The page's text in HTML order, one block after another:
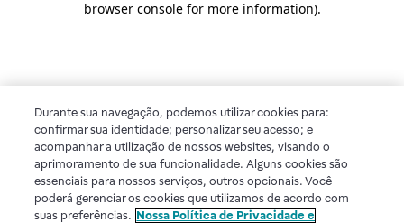
browser console for more information).
Durante sua navegação, podemos utilizar cookies para:
confirmar sua identidade; personalizar seu acesso; e
acompanhar a utilização de nossos websites, visando o
aprimoramento de sua funcionalidade. Alguns cookies são
essenciais para nossos serviços, outros opcionais. Você
poderá gerenciar os cookies que utilizamos de acordo com
suas preferências. Nossa Política de Privacidade e